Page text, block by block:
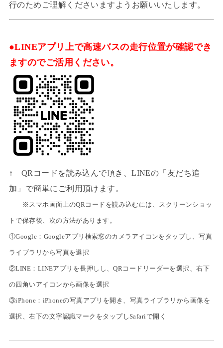
行のためご理解くださいますようお願いいたします。
●LINEアプリ上で高速バスの走行位置が確認でき
ますのでご活用ください。
↑ QRコードを読み込んで頂き、LINEの「友だち追
加」で簡単にご利用頂けます。
※スマホ画面上のQRコードを読み込むには、スクリーンショッ
トで保存後、次の方法があります。
①Google：Googleアプリ検索窓のカメラアイコンをタップし、写真
ライブラリから写真を選択
②LINE：LINEアプリを長押しし、QRコードリーダーを選択、右下
の四角いアイコンから画像を選択
③iPhone：iPhoneの写真アプリを開き、写真ライブラリから画像を
選択、右下の文字認識マークをタップしSafariで開く